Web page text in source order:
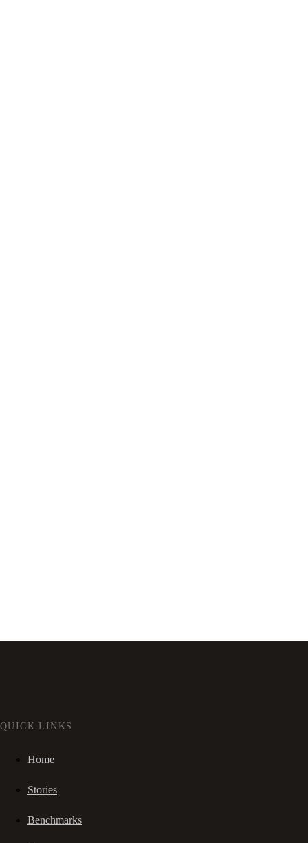
QUICK LINKS
Home
Stories
Benchmarks